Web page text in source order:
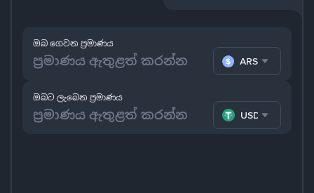
ඔබ ගෙවන ප්‍රමාණය
ARS
ඔබට ලැබෙන ප්‍රමාණය
USDT